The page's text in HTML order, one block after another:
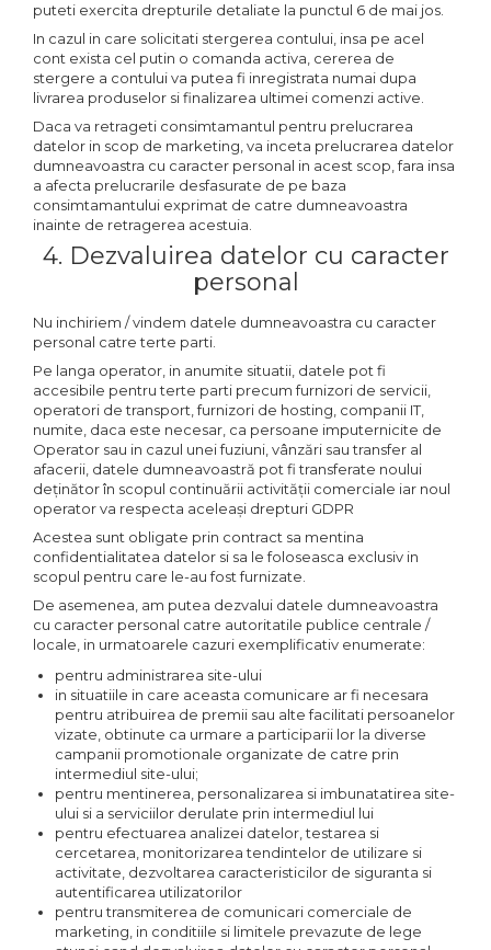
puteti exercita drepturile detaliate la punctul 6 de mai jos.
In cazul in care solicitati stergerea contului, insa pe acel
cont exista cel putin o comanda activa, cererea de
stergere a contului va putea fi inregistrata numai dupa
livrarea produselor si finalizarea ultimei comenzi active.
Daca va retrageti consimtamantul pentru prelucrarea
datelor in scop de marketing, va inceta prelucrarea datelor
dumneavoastra cu caracter personal in acest scop, fara insa
a afecta prelucrarile desfasurate de pe baza
consimtamantului exprimat de catre dumneavoastra
inainte de retragerea acestuia.
4. Dezvaluirea datelor cu caracter
personal
Nu inchiriem / vindem datele dumneavoastra cu caracter
personal catre terte parti.
Pe langa operator, in anumite situatii, datele pot fi
accesibile pentru terte parti precum furnizori de servicii,
operatori de transport, furnizori de hosting, companii IT,
numite, daca este necesar, ca persoane imputernicite de
Operator sau in cazul unei fuziuni, vânzări sau transfer al
afacerii, datele dumneavoastră pot fi transferate noului
deținător în scopul continuării activității comerciale iar noul
operator va respecta aceleași drepturi GDPR
Acestea sunt obligate prin contract sa mentina
confidentialitatea datelor si sa le foloseasca exclusiv in
scopul pentru care le-au fost furnizate.
De asemenea, am putea dezvalui datele dumneavoastra
cu caracter personal catre autoritatile publice centrale /
locale, in urmatoarele cazuri exemplificativ enumerate:
pentru administrarea site-ului
in situatiile in care aceasta comunicare ar fi necesara
pentru atribuirea de premii sau alte facilitati persoanelor
vizate, obtinute ca urmare a participarii lor la diverse
campanii promotionale organizate de catre prin
intermediul site-ului;
pentru mentinerea, personalizarea si imbunatatirea site-
ului si a serviciilor derulate prin intermediul lui
pentru efectuarea analizei datelor, testarea si
cercetarea, monitorizarea tendintelor de utilizare si
activitate, dezvoltarea caracteristicilor de siguranta si
autentificarea utilizatorilor
pentru transmiterea de comunicari comerciale de
marketing, in conditiile si limitele prevazute de lege